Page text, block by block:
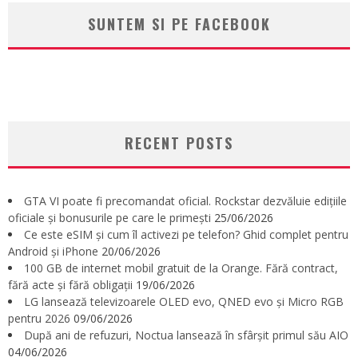
SUNTEM SI PE FACEBOOK
RECENT POSTS
GTA VI poate fi precomandat oficial. Rockstar dezvăluie edițiile
oficiale și bonusurile pe care le primești 25/06/2026
Ce este eSIM și cum îl activezi pe telefon? Ghid complet pentru
Android și iPhone 20/06/2026
100 GB de internet mobil gratuit de la Orange. Fără contract,
fără acte și fără obligații 19/06/2026
LG lansează televizoarele OLED evo, QNED evo și Micro RGB
pentru 2026 09/06/2026
După ani de refuzuri, Noctua lansează în sfârșit primul său AIO
04/06/2026